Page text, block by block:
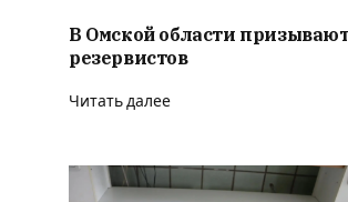
В Омской области
резервистов
Читать далее